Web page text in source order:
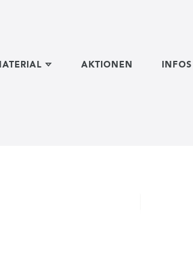
AKTIONEN INFOS